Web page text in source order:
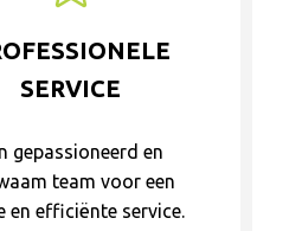
SERVICE
gepassioneerd en
team voor een
en efficiënte service.